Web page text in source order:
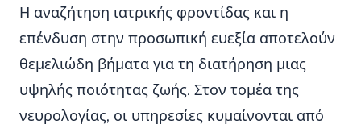
Η αναζήτηση ιατρικής φροντίδας και η
επένδυση στην προσωπική ευεξία αποτελούν
θεμελιώδη βήματα για τη διατήρηση μιας
υψηλής ποιότητας ζωής. Στον τομέα της
νευρολογίας, οι υπηρεσίες κυμαίνονται από